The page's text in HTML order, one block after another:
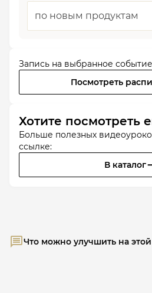
по новым продуктам
Запись на выбранное
Посмотреть
Хотите посмотреть
Больше полезных
ссылке:
В каталог
Что можно улучшить на